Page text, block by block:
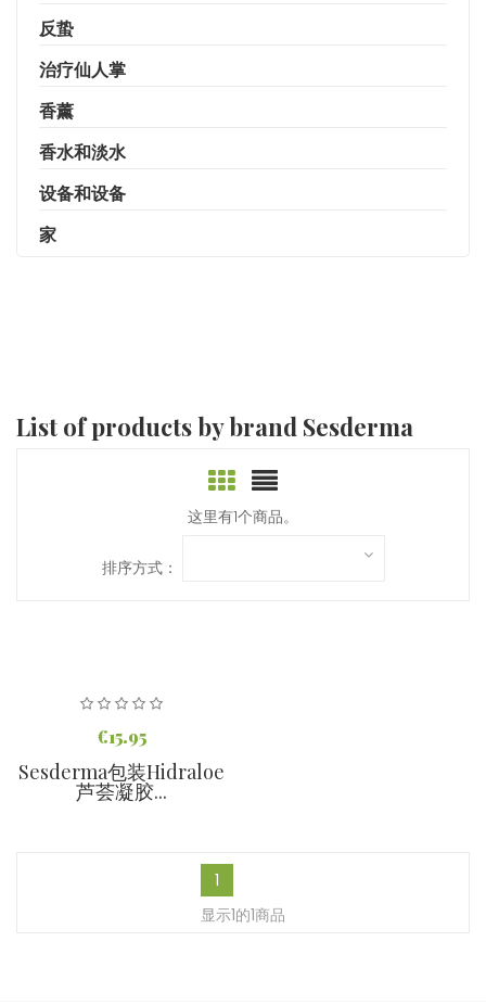
反蛰
治疗仙人掌
香薰
香水和淡水
设备和设备
家
List of products by brand Sesderma
这里有1个商品。
排序方式：
€15.95
Sesderma包装Hidraloe
芦荟凝胶...
1
显示1的1商品